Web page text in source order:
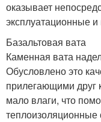
оказывает
эксплуатационные
Базальтовая вата
Каменная вата
Обусловлено это
прилегающими друг
мало влаги, что
теплоизоляционные